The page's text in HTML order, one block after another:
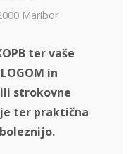
Maribor
ter vaše
in
strokovne
ter praktična